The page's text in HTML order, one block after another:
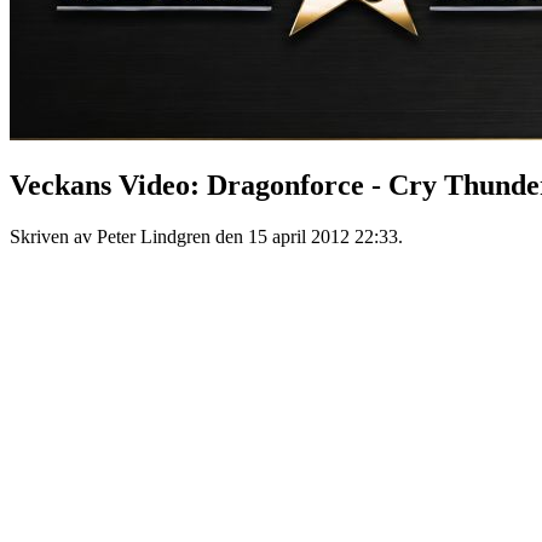
Veckans Video: Dragonforce - Cry
Skriven av Peter Lindgren den 15 april 2012 22:33.